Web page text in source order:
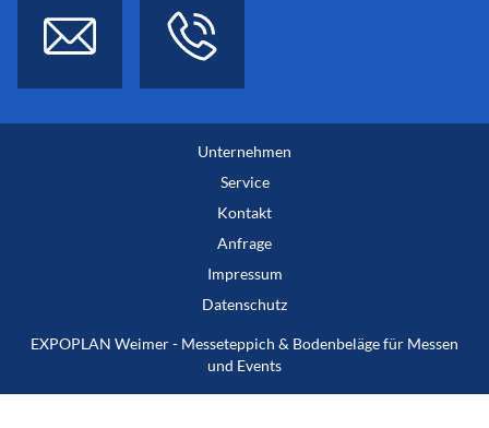
Unternehmen
Service
Kontakt
Anfrage
Impressum
Datenschutz
EXPOPLAN Weimer - Messeteppich & Bodenbeläge für Messen
und Events